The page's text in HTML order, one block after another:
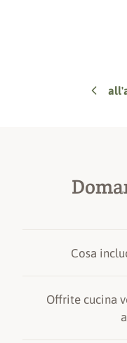
Cosa
Buffet
Offrite cucina